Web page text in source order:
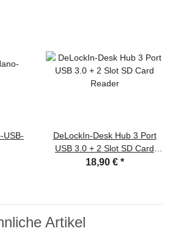
USB-
DeLockIn-Desk Hub 3 Port
USB 3.0 + 2 Slot SD Card
Reader
18,90 € *
Artikel